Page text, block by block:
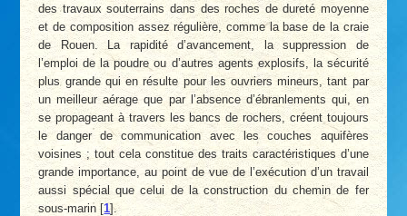
des travaux souterrains dans des roches de dureté moyenne
et de composition assez régulière, comme la base de la craie
de Rouen. La rapidité d’avancement, la suppression de
l’emploi de la poudre ou d’autres agents explosifs, la sécurité
plus grande qui en résulte pour les ouvriers mineurs, tant par
un meilleur aérage que par l’absence d’ébranlements qui, en
se propageant à travers les bancs de rochers, créent toujours
le danger de communication avec les couches aquifères
voisines ; tout cela constitue des traits caractéristiques d’une
grande importance, au point de vue de l’exécution d’un travail
aussi spécial que celui de la construction du chemin de fer
sous-marin [1].